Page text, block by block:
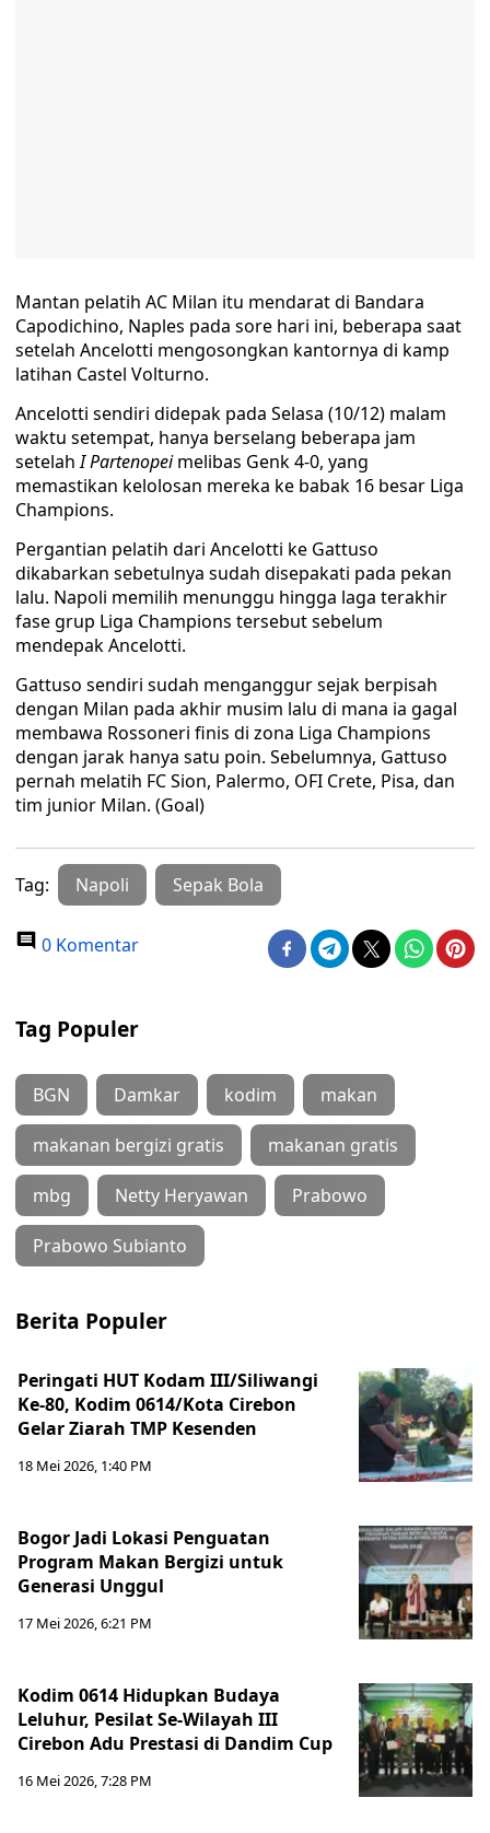
Mantan pelatih AC Milan itu mendarat di Bandara
Capodichino, Naples pada sore hari ini, beberapa saat
setelah Ancelotti mengosongkan kantornya di kamp
latihan Castel Volturno.
Ancelotti sendiri didepak pada Selasa (10/12) malam
waktu setempat, hanya berselang beberapa jam
setelahI Partenopeimelibas Genk 4-0, yang
memastikan kelolosan mereka ke babak 16 besar Liga
Champions.
Pergantian pelatih dari Ancelotti ke Gattuso
dikabarkan sebetulnya sudah disepakati pada pekan
lalu. Napoli memilih menunggu hingga laga terakhir
fase grup Liga Champions tersebut sebelum
mendepak Ancelotti.
Gattuso sendiri sudah menganggur sejak berpisah
dengan Milan pada akhir musim lalu di mana ia gagal
membawa Rossoneri finis di zona Liga Champions
dengan jarak hanya satu poin. Sebelumnya, Gattuso
pernah melatih FC Sion, Palermo, OFI Crete, Pisa, dan
tim junior Milan. (Goal)
Tag: Napoli Sepak Bola
0 Komentar
Tag Populer
BGN Damkar kodim makan
makanan bergizi gratis makanan gratis
mbg Netty Heryawan Prabowo
Prabowo Subianto
Berita Populer
Peringati HUT Kodam III/Siliwangi
Ke-80, Kodim 0614/Kota Cirebon
Gelar Ziarah TMP Kesenden
18 Mei 2026, 1:40 PM
Bogor Jadi Lokasi Penguatan
Program Makan Bergizi untuk
Generasi Unggul
17 Mei 2026, 6:21 PM
Kodim 0614 Hidupkan Budaya
Leluhur, Pesilat Se-Wilayah III
Cirebon Adu Prestasi di Dandim Cup
16 Mei 2026, 7:28 PM